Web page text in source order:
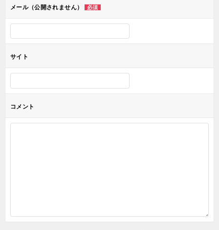
ン
メール（公開されません） 必須
サイト
コメント